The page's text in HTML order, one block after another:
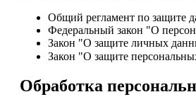
Общий регламент по защите
Федеральный закон "О
Закон "О защите личных
Закон "О защите
Обработка